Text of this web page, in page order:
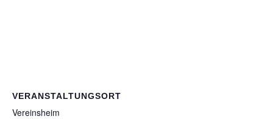
VERANSTALTUNGSORT
Vereinsheim